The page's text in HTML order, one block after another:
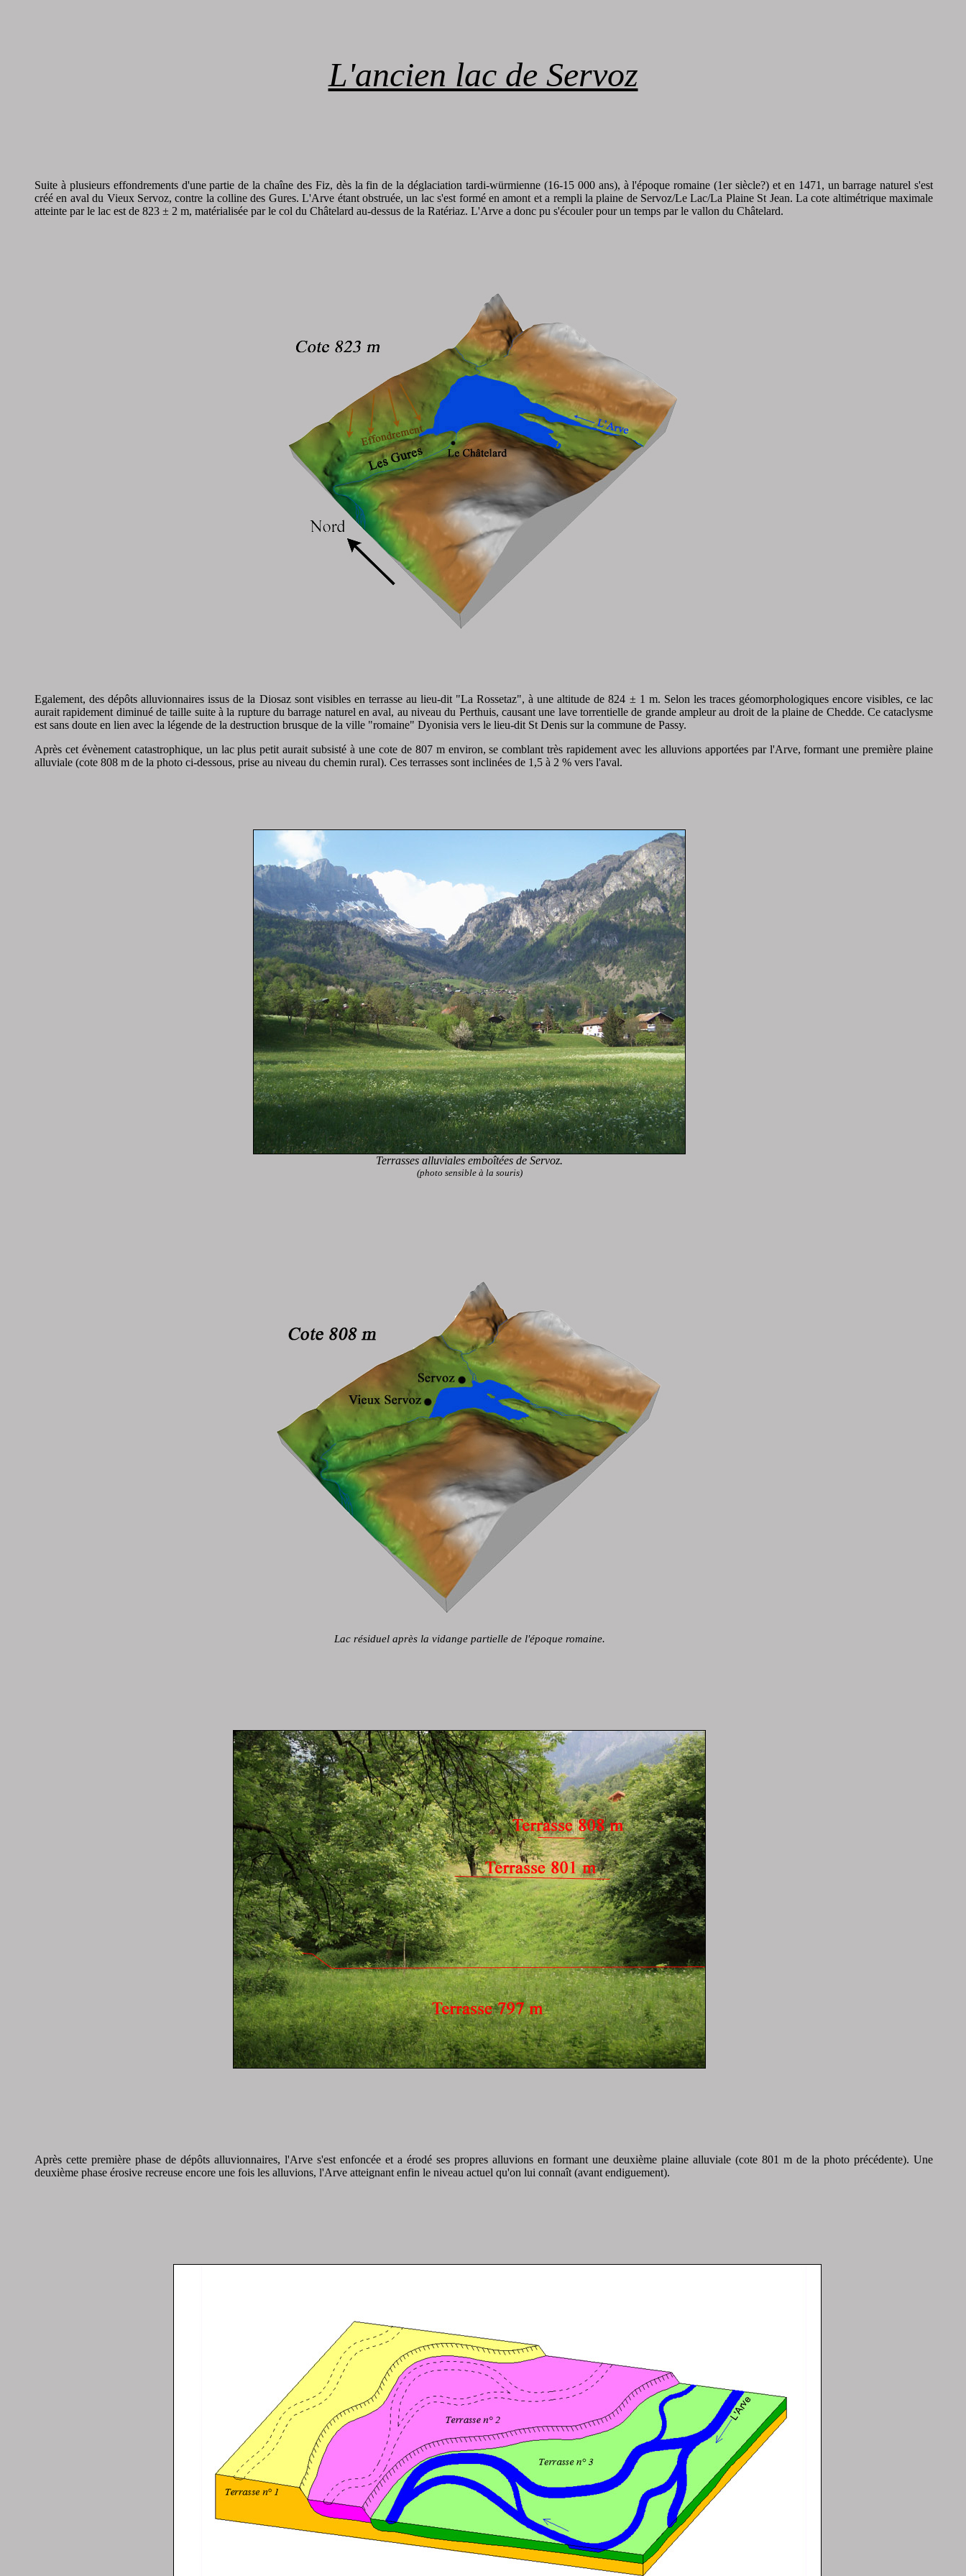
L'ancien lac de Servoz
Suite à plusieurs effondrements d'une partie de la chaîne des Fiz, dès la fin de la déglaciation tardi-würmienne (16-15 000 ans), à l'époque romaine (1er siècle?) et en 1471, un barrage naturel s'est
créé en aval du Vieux Servoz, contre la colline des Gures. L'Arve étant obstruée, un lac s'est formé en amont et a rempli la plaine de Servoz/Le Lac/La Plaine St Jean. La cote altimétrique maximale
atteinte par le lac est de 823 ± 2 m, matérialisée par le col du Châtelard au-dessus de la Ratériaz. L'Arve a donc pu s'écouler pour un temps par le vallon du Châtelard.
Egalement, des dépôts alluvionnaires issus de la Diosaz sont visibles en terrasse au lieu-dit "La Rossetaz", à une altitude de 824 ± 1 m. Selon les traces géomorphologiques encore visibles, ce lac
aurait rapidement diminué de taille suite à la rupture du barrage naturel en aval, au niveau du Perthuis, causant une lave torrentielle de grande ampleur au droit de la plaine de Chedde. Ce cataclysme
est sans doute en lien avec la légende de la destruction brusque de la ville "romaine" Dyonisia vers le lieu-dit St Denis sur la commune de Passy.
Après cet évènement catastrophique, un lac plus petit aurait subsisté à une cote de 807 m environ, se comblant très rapidement avec les alluvions apportées par l'Arve, formant une première plaine
alluviale (cote 808 m de la photo ci-dessous, prise au niveau du chemin rural). Ces terrasses sont inclinées de 1,5 à 2 % vers l'aval.
Terrasses alluviales emboîtées de Servoz.
(photo sensible à la souris)
Lac résiduel après la vidange partielle de l'époque romaine.
Après cette première phase de dépôts alluvionnaires, l'Arve s'est enfoncée et a érodé ses propres alluvions en formant une deuxième plaine alluviale (cote 801 m de la photo précédente). Une
deuxième phase érosive recreuse encore une fois les alluvions, l'Arve atteignant enfin le niveau actuel qu'on lui connaît (avant endiguement).